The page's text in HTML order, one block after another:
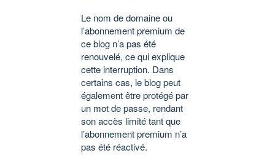
Le nom de domaine ou
l’abonnement premium de
ce blog n’a pas été
renouvelé, ce qui explique
cette interruption. Dans
certains cas, le blog peut
également être protégé par
un mot de passe, rendant
son accès limité tant que
l’abonnement premium n’a
pas été réactivé.